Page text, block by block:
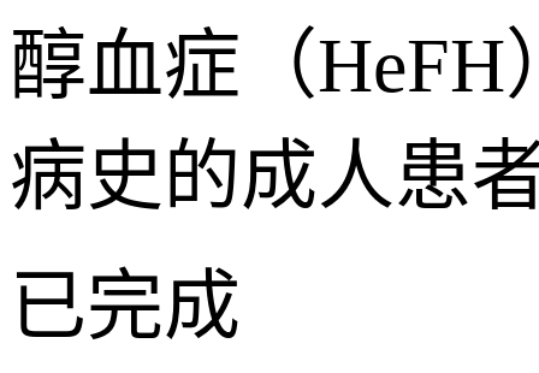
醇血症（
病史的成人患
已完成